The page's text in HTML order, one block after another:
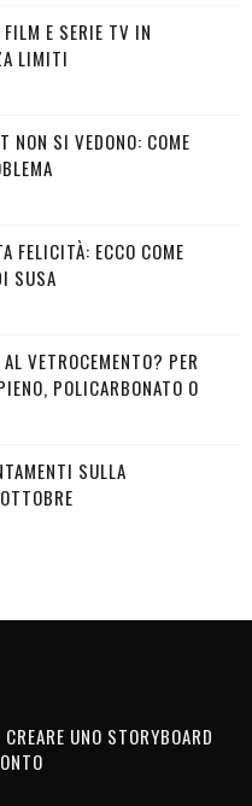
E SERIE TV IN
LIMITI
NON SI VEDONO: COME
FELICITÀ: ECCO COME
SUSA
VETROCEMENTO? PER
POLICARBONATO O
SULLA
UNO STORYBOARD